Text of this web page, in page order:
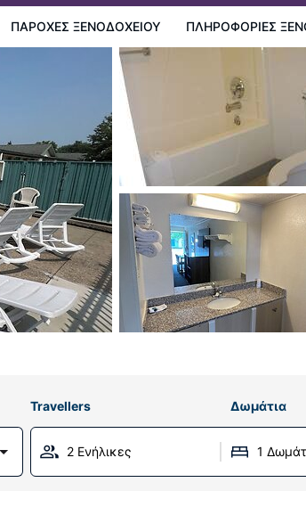
ΠΑΡΟΧΕΣ ΞΕΝΟΔΟΧΕΙΟΥ ΠΛΗΡΟΦΟΡΊΕΣ
Travellers Δωμάτια
2 Ενήλικες 1